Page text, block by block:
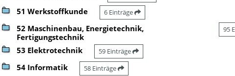
51 Werkstoffkunde 6 Einträge
52 Maschinenbau, Energietechnik,
Fertigungstechnik
95
53 Elektrotechnik 59 Einträge
54 Informatik 58 Einträge